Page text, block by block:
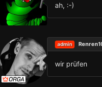
ah, :-)
admin
wir prüfen